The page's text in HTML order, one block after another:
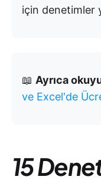
için denetimler
📖 Ayrıca
ve Excel'de
15